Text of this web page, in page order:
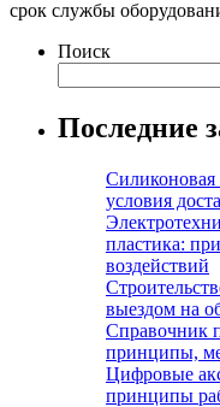
срок службы
Поиск
Последние
Силиконовая
условия
пластика:
воздействий
выездом на
Справочник
принципы,
Цифровые
принципы